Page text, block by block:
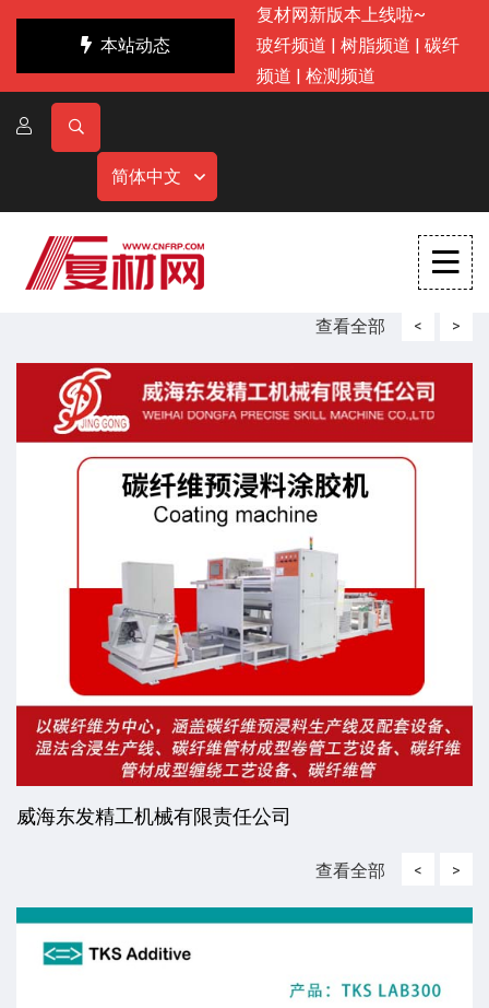
本站动态
复材网新版本上线啦~
玻纤频道 | 树脂频道 | 碳纤
频道 | 检测频道
简体中文
查看全部 <
威海东发精工机械有限责任公司
>
查看全部 < >